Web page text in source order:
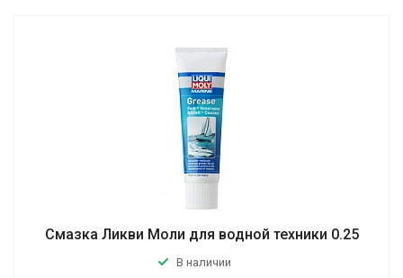
Смазка Ликви Моли для водной техники 0.25
В наличии